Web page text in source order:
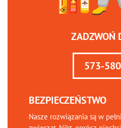
ZADZWOŃ
573-
BEZPIECZEŃSTWO
Nasze rozwiązania są w